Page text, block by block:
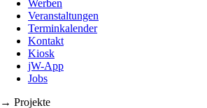
Werben
Veranstaltungen
Terminkalender
Kontakt
Kiosk
jW-App
Jobs
→ Projekte